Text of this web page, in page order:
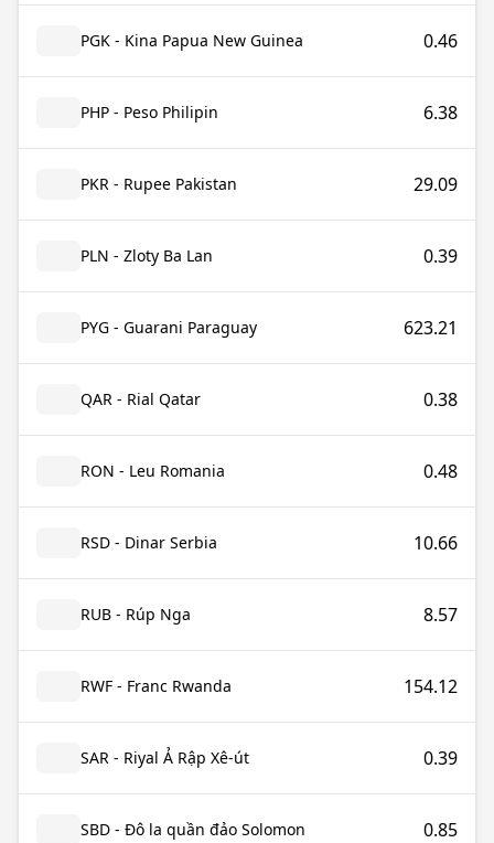
PGK - Kina Papua New Guinea 0.46
PHP - Peso Philipin 6.38
PKR - Rupee Pakistan 29.09
PLN - Zloty Ba Lan 0.39
PYG - Guarani Paraguay 623.21
QAR - Rial Qatar 0.38
RON - Leu Romania 0.48
RSD - Dinar Serbia 10.66
RUB - Rúp Nga 8.57
RWF - Franc Rwanda 154.12
SAR - Riyal Ả Rập Xê-út 0.39
SBD - Đô la quần đảo Solomon 0.85